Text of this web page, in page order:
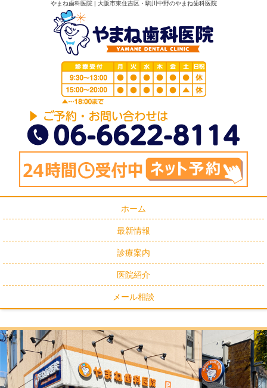
やまね歯科医院 | 大阪市東住吉区・駒川中野のやまね歯科医院
ホーム
最新情報
診療案内
医院紹介
メール相談